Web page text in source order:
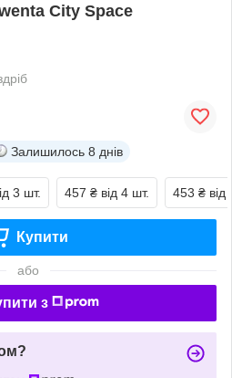
City Space
Залишилось 8 днів
3 шт. 457 ₴ від 4 шт. 453 ₴ від
Купити
або
з